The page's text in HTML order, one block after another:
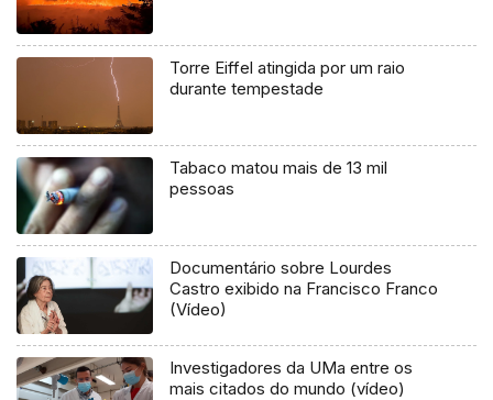
Torre Eiffel atingida por um raio
durante tempestade
Tabaco matou mais de 13 mil
pessoas
Documentário sobre Lourdes
Castro exibido na Francisco Franco
(Vídeo)
Investigadores da UMa entre os
mais citados do mundo (vídeo)